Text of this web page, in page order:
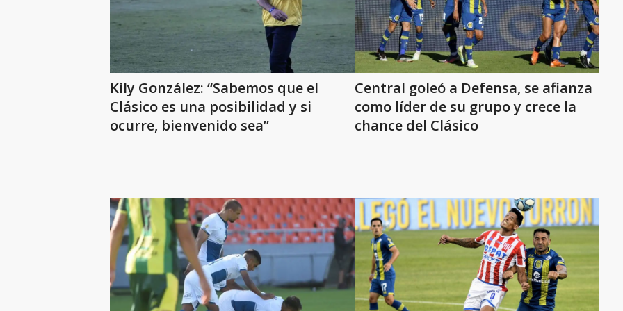
Kily González: “Sabemos que el
Clásico es una posibilidad y si
ocurre, bienvenido sea”
Central goleó a Defensa, se afianza
como líder de su grupo y crece la
chance del Clásico